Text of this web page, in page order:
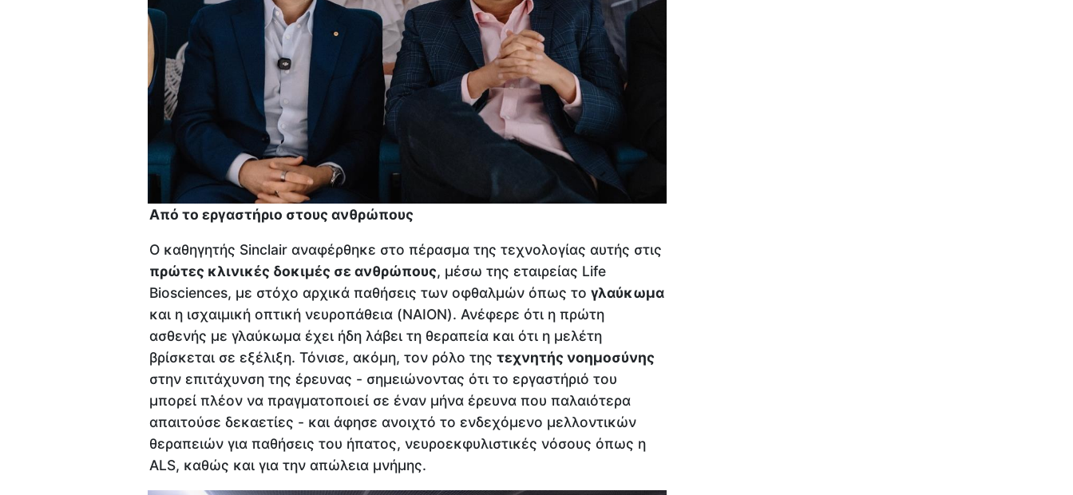
Από το εργαστήριο στους ανθρώπους
Ο καθηγητής Sinclair αναφέρθηκε στο πέρασμα της τεχνολογίας αυτής στις
πρώτες κλινικές δοκιμές σε ανθρώπους, μέσω της εταιρείας Life
Biosciences, με στόχο αρχικά παθήσεις των οφθαλμών όπως το γλαύκωμα
και η ισχαιμική οπτική νευροπάθεια (NAION). Ανέφερε ότι η πρώτη
ασθενής με γλαύκωμα έχει ήδη λάβει τη θεραπεία και ότι η μελέτη
βρίσκεται σε εξέλιξη. Τόνισε, ακόμη, τον ρόλο της τεχνητής νοημοσύνης
στην επιτάχυνση της έρευνας - σημειώνοντας ότι το εργαστήριό του
μπορεί πλέον να πραγματοποιεί σε έναν μήνα έρευνα που παλαιότερα
απαιτούσε δεκαετίες - και άφησε ανοιχτό το ενδεχόμενο μελλοντικών
θεραπειών για παθήσεις του ήπατος, νευροεκφυλιστικές νόσους όπως η
ALS, καθώς και για την απώλεια μνήμης.